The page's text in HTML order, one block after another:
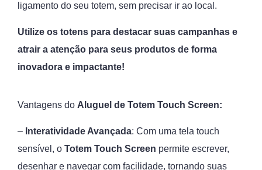
ligamento do seu totem, sem precisar ir ao local.
Utilize os totens para destacar suas campanhas e
atrair a atenção para seus produtos de forma
inovadora e impactante!
Vantagens do Aluguel de Totem Touch Screen:
– Interatividade Avançada: Com uma tela touch
sensível, o Totem Touch Screen permite escrever,
desenhar e navegar com facilidade, tornando suas